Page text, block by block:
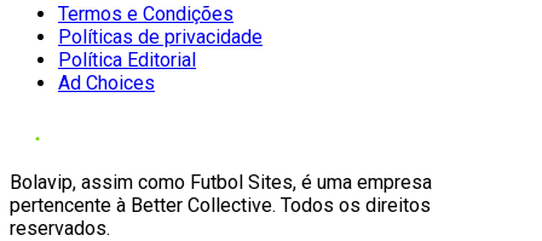
Termos e Condições
Políticas de privacidade
Política Editorial
Ad Choices
Bolavip, assim como Futbol Sites, é uma empresa
pertencente à Better Collective. Todos os direitos
reservados.